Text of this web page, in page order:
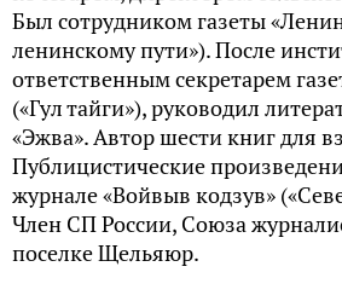
Был сотрудником газеты
ленинскому пути»). После
ответственным секретарем
(«Гул тайги»), руководил
«Эжва». Автор шести книг для
Публицистические
журнале «Войвыв кодзув»
Член СП России, Союза
поселке Щельяюр.